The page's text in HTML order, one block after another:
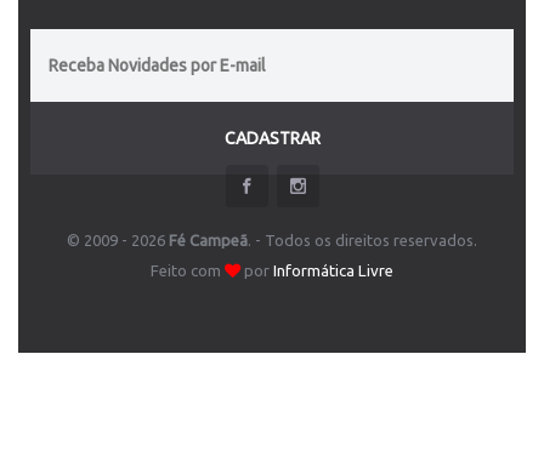
CADASTRAR
© 2009 - 2026 Fé Campeã. - Todos os direitos reservados.
Feito com por Informática Livre